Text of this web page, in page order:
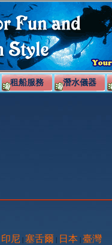
租船服務 潛水儀器
印尼 | 塞舌爾 | 日本 | 臺灣